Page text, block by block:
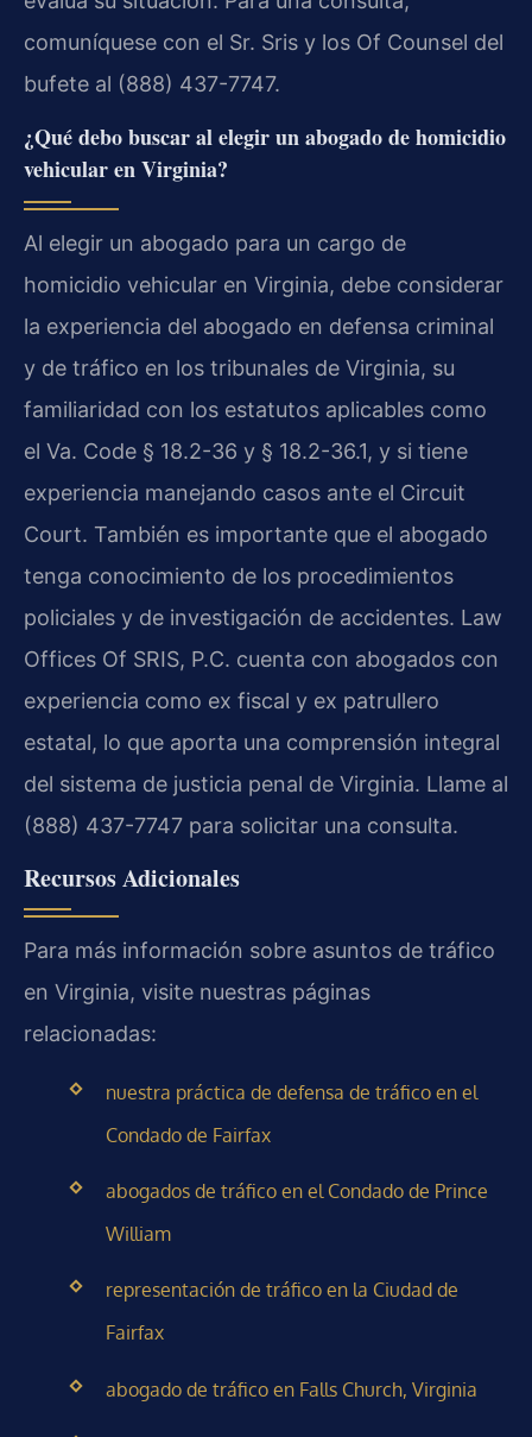
comuníquese con el Sr. Sris y los Of Counsel del
bufete al (888) 437-7747.
¿Qué debo buscar al elegir un abogado de homicidio
vehicular en Virginia?
Al elegir un abogado para un cargo de
homicidio vehicular en Virginia, debe considerar
la experiencia del abogado en defensa criminal
y de tráfico en los tribunales de Virginia, su
familiaridad con los estatutos aplicables como
el Va. Code § 18.2-36 y § 18.2-36.1, y si tiene
experiencia manejando casos ante el Circuit
Court. También es importante que el abogado
tenga conocimiento de los procedimientos
policiales y de investigación de accidentes. Law
Offices Of SRIS, P.C. cuenta con abogados con
experiencia como ex fiscal y ex patrullero
estatal, lo que aporta una comprensión integral
del sistema de justicia penal de Virginia. Llame al
(888) 437-7747 para solicitar una consulta.
Recursos Adicionales
Para más información sobre asuntos de tráfico
en Virginia, visite nuestras páginas
relacionadas:
nuestra práctica de defensa de tráfico en el
Condado de Fairfax
abogados de tráfico en el Condado de Prince
William
representación de tráfico en la Ciudad de
Fairfax
abogado de tráfico en Falls Church, Virginia